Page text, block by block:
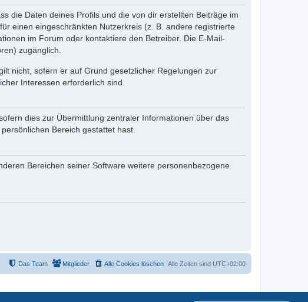
die Daten deines Profils und die von dir erstellten Beiträge im
einen eingeschränkten Nutzerkreis (z. B. andere registrierte
im Forum oder kontaktiere den Betreiber. Die E-Mail-
zugänglich.
nicht, sofern er auf Grund gesetzlicher Regelungen zur
Interessen erforderlich sind.
dies zur Übermittlung zentraler Informationen über das
Bereich gestattet hast.
Bereichen seiner Software weitere personenbezogene
Alle Zeiten sind UTC+02:00
Alle Cookies löschen
Mitglieder
Das Team